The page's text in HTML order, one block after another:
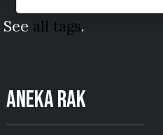
See all tags.
ANEKA RAK